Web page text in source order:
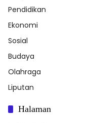
Pendidikan
Ekonomi
Sosial
Budaya
Olahraga
Liputan
Halaman